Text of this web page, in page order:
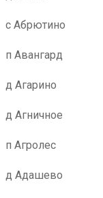
с Абрютино
п Авангард
д Агарино
д Агничное
п Агролес
д Адашево